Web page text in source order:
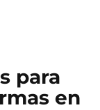
para
en